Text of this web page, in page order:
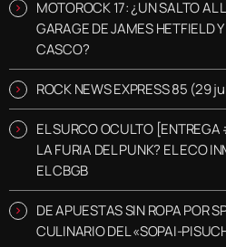
MOTOROCK 17: ¿UN SALTO AL
GARAGE DE JAMES HETFIELD
CASCO?
ROCK NEWS EXPRESS 85 (29
EL SURCO OCULTO
LA FURIA DEL PUNK? EL ECO
EL CBGB
DE APUESTAS SIN ROPA POR
CULINARIO DEL «SOPAI-